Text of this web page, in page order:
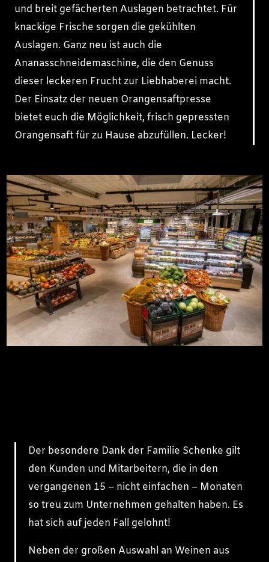
und breit gefächerten Auslagen betrachtet. Für
knackige Frische sorgen die gekühlten
Auslagen. Ganz neu ist auch die
Ananasschneidemaschine, die den Genuss
dieser leckeren Frucht zur Liebhaberei macht.
Der Einsatz der neuen Orangensaftpresse
bietet euch die Möglichkeit, frisch gepressten
Orangensaft für zu Hause abzufüllen. Lecker!
Der besondere Dank der Familie Schenke gilt
den Kunden und Mitarbeitern, die in den
vergangenen 15 – nicht einfachen – Monaten
so treu zum Unternehmen gehalten haben. Es
hat sich auf jeden Fall gelohnt!
Neben der großen Auswahl an Weinen aus